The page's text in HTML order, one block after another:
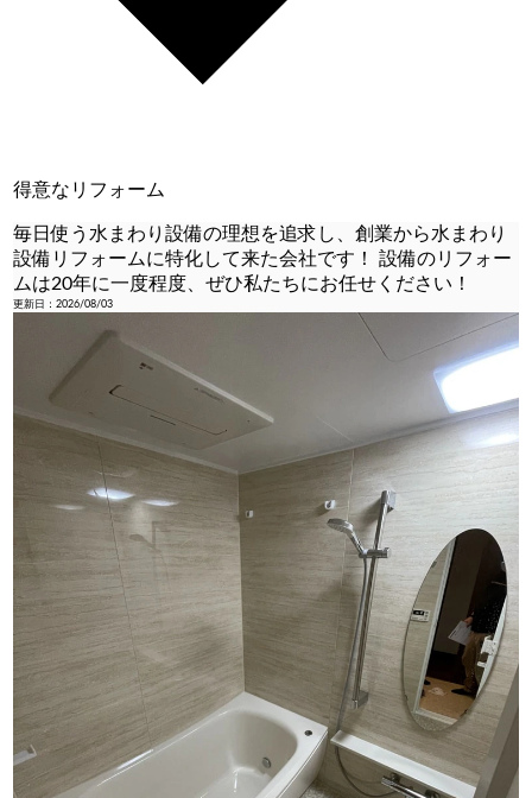
得意なリフォーム
毎日使う水まわり設備の理想を追求し、創業から水まわり
設備リフォームに特化して来た会社です！ 設備のリフォー
ムは20年に一度程度、ぜひ私たちにお任せください！
更新日：2026/08/03